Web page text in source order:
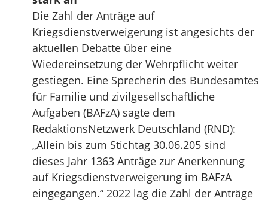
Die Zahl der Anträge auf
Kriegsdienstverweigerung ist angesichts der
aktuellen Debatte über eine
Wiedereinsetzung der Wehrpflicht weiter
gestiegen. Eine Sprecherin des Bundesamtes
für Familie und zivilgesellschaftliche
Aufgaben (BAFzA) sagte dem
RedaktionsNetzwerk Deutschland (RND):
„Allein bis zum Stichtag 30.06.205 sind
dieses Jahr 1363 Anträge zur Anerkennung
auf Kriegsdienstverweigerung im BAFzA
eingegangen.“ 2022 lag die Zahl der Anträge